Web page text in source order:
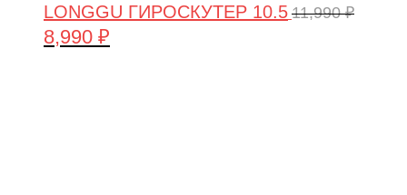
LONGGU ГИРОСКУТЕР 10.5 11,990₽
Первоначальная
8,990 ₽